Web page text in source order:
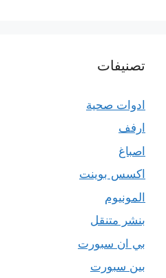
تصنيفات
ادوات صحية
ارفف
اصباغ
اكسس بوينت
المونيوم
بنشر متنقل
بي ان سبورت
بين سبورت